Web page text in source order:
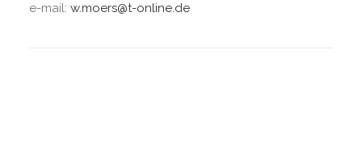
e-mail: w.moers@t-online.de